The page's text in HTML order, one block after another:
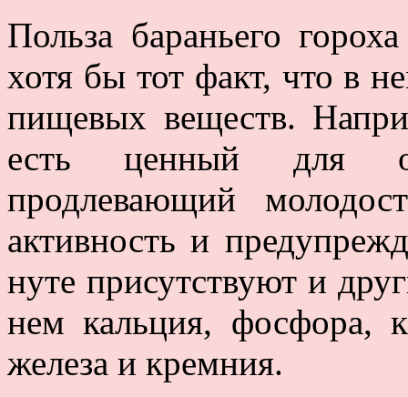
Польза бараньего
хотя бы тот факт, что в
пищевых веществ.
есть ценный для
продлевающий
активность и
нуте присутствуют и
нем кальция, фосфора,
железа и кремния.